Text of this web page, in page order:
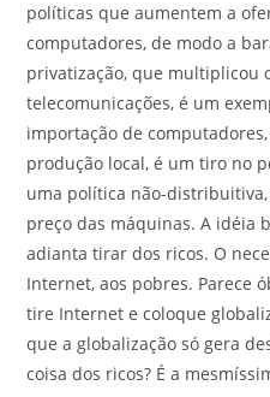
políticas que aumentem a
computadores, de modo a
privatização, que multiplicou
telecomunicações, é um
importação de
produção local, é um tiro no
uma política não-
preço das máquinas. A idéia
adianta tirar dos ricos. O
Internet, aos pobres. Parece
tire Internet e coloque
que a globalização só gera
coisa dos ricos? É a